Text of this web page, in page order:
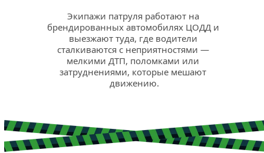
Экипажи патруля работают на
брендированных автомобилях ЦОДД и
выезжают туда, где водители
сталкиваются с неприятностями —
мелкими ДТП, поломками или
затруднениями, которые мешают
движению.